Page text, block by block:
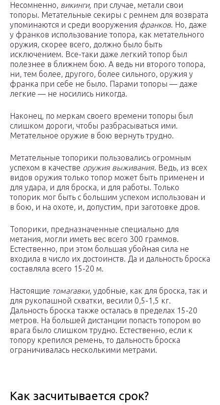
Несомненно, викинги, при случае, метали свои
топоры. Метательные секиры с ремнем для возврата
упоминаются и среди вооружения франков. Но, даже
у франков использование топора, как метательного
оружия, скорее всего, должно было быть
исключением. Все-таки даже легкий топор был
полезнее в ближнем бою. А ведь ни второго топора,
ни, тем более, другого, более сильного, оружия у
франка при себе не было. Парами топоры — даже
легкие — не носились никогда.
Наконец, по меркам своего времени топоры был
слишком дороги, чтобы разбрасываться ими.
Метательное оружие в бою вернуть трудно.
Метательные топорики пользовались огромным
успехом в качестве оружия выживания. Ведь, из всех
видов оружия только топор может быть применен и
для удара, и для броска, и для работы. Только
топорик мог быть с большим успехом использован и
в бою, и на охоте, и, допустим, при заготовке дров.
Топорики, предназначенные специально для
метания, могли иметь вес всего 300 граммов.
Естественно, при этом большая убойная сила не
входила в число их достоинств. Да и дальность броска
составляла всего 15-20 м.
Настоящие томагавки, удобные, как для броска, так и
для рукопашной схватки, весили 0,5-1,5 кг.
Дальность броска также осталась в пределах 15-20
метров. На большей дистанции попасть топором во
врага было слишком трудно. Естественно, если к
топору крепился ремень, то дальность броска
ограничивалась несколькими метрами.
Как засчитывается срок?